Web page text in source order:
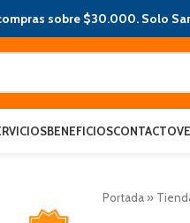
sobre $30.000. Solo
BENEFICIOSCONTACTO
Portada »